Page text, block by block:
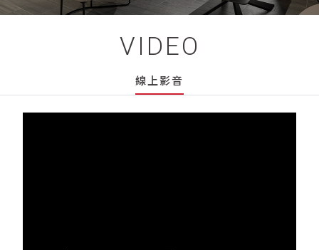
VIDEO
線上影音